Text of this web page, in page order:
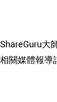
ShareGuru大
關媒體報導